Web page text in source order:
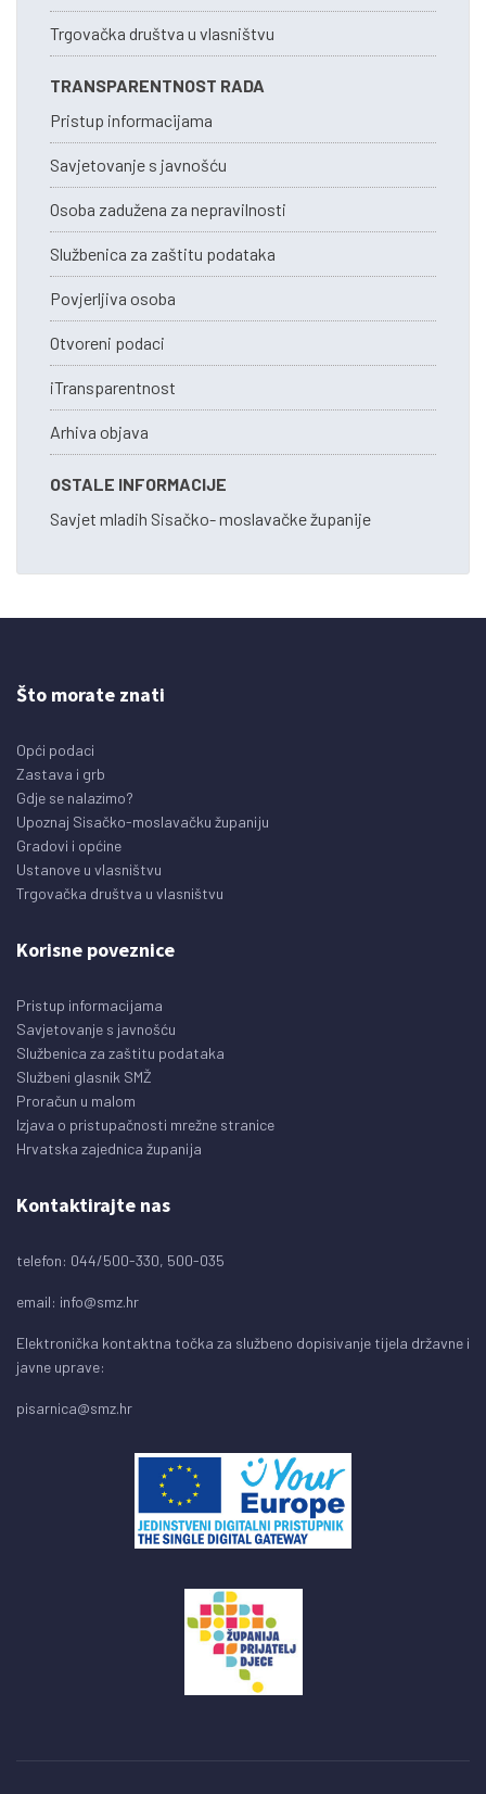
Trgovačka društva u vlasništvu
TRANSPARENTNOST RADA
Pristup informacijama
Savjetovanje s javnošću
Osoba zadužena za nepravilnosti
Službenica za zaštitu podataka
Povjerljiva osoba
Otvoreni podaci
iTransparentnost
Arhiva objava
OSTALE INFORMACIJE
Savjet mladih Sisačko- moslavačke županije
Što morate znati
Opći podaci
Zastava i grb
Gdje se nalazimo?
Upoznaj Sisačko-moslavačku županiju
Gradovi i općine
Ustanove u vlasništvu
Trgovačka društva u vlasništvu
Korisne poveznice
Pristup informacijama
Savjetovanje s javnošću
Službenica za zaštitu podataka
Službeni glasnik SMŽ
Proračun u malom
Izjava o pristupačnosti mrežne stranice
Hrvatska zajednica županija
Kontaktirajte nas
telefon: 044/500-330, 500-035
email: info@smz.hr
Elektronička kontaktna točka za službeno dopisivanje tijela državne i
javne uprave:
pisarnica@smz.hr